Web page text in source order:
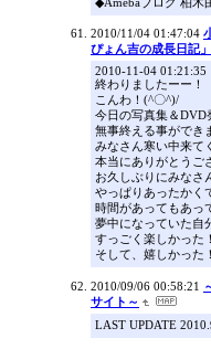
2010/11/04 01:47:04
ぴょん吉の成長日記
2010-11-04 01:21:35
終わりましたーー！
こんわ！(^〇^)/
今日の写真集＆DVD
無事終える事ができ
みなさん寒い中来て
本当にありがとうご
お久しぶりにみなさ
やっぱりあったかく
時間があってもあっ
夢中になっていた自
すっごく楽しかった！
そして、嬉しかった！
2010/09/06 00:58:21
サイト～
LAST UPDATE